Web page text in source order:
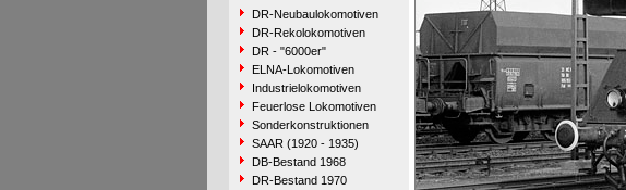
DR-Neubaulokomotiven
DR-Rekolokomotiven
DR - "6000er"
ELNA-Lokomotiven
Industrielokomotiven
Feuerlose Lokomotiven
Sonderkonstruktionen
SAAR (1920 - 1935)
DB-Bestand 1968
DR-Bestand 1970